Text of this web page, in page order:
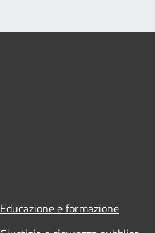
Educazione e formazione